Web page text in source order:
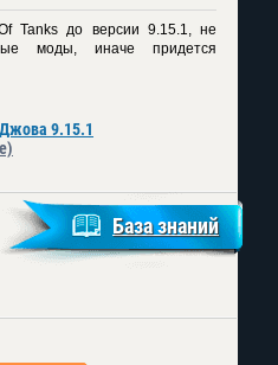
Tanks до версии 9.15.1, не
моды, иначе придется
9.15.1
База знаний